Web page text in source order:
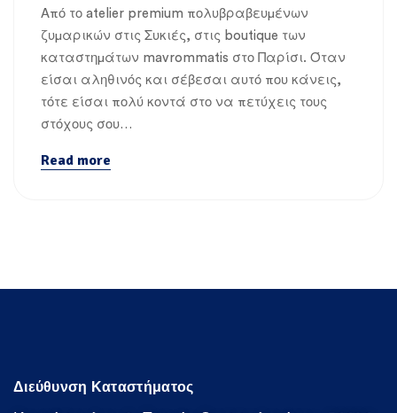
Από το atelier premium πολυβραβευμένων
ζυμαρικών στις Συκιές, στις boutique των
καταστημάτων mavrommatis στο Παρίσι. Όταν
είσαι αληθινός και σέβεσαι αυτό που κάνεις,
τότε είσαι πολύ κοντά στο να πετύχεις τους
στόχους σου…
Read more
Διεύθυνση Καταστήματος